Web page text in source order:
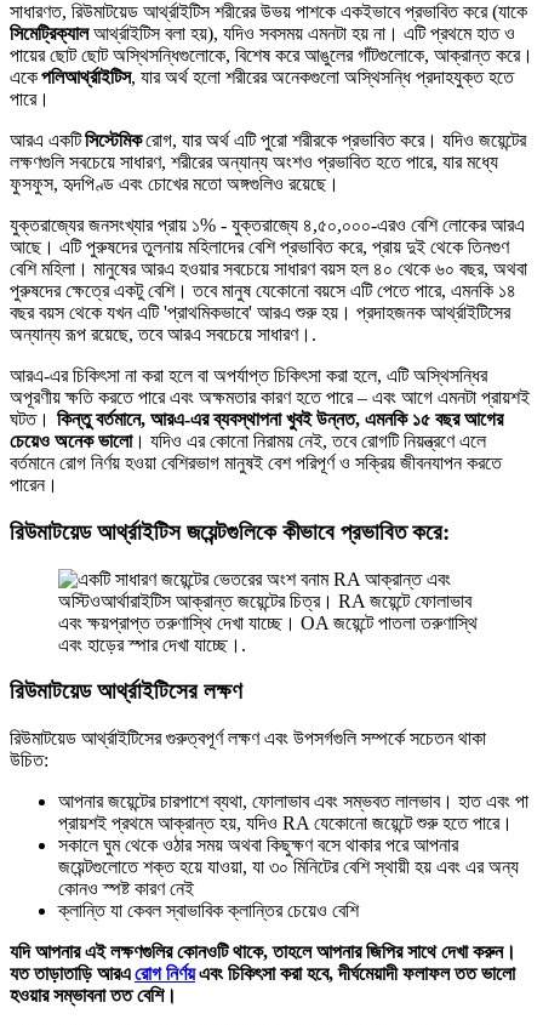
সাধারণত, রিউমাটয়েড আর্থ্রাইটিস শরীরের উভয় পাশকে একইভাবে প্রভাবিত করে (যাকে
সিমেট্রিক্যালআর্থ্রাইটিস বলা হয়), যদিও সবসময় এমনটা হয় না। এটি প্রথমে হাত ও
পায়ের ছোট ছোট অস্থিসন্ধিগুলোকে, বিশেষ করে আঙুলের গাঁটগুলোকে, আক্রান্ত করে।
একেপলিআর্থ্রাইটিস, যার অর্থ হলো শরীরের অনেকগুলো অস্থিসন্ধি প্রদাহযুক্ত হতে
পারে।
আরএ একটিসিস্টেমিকরোগ, যার অর্থ এটি পুরো শরীরকে প্রভাবিত করে। যদিও জয়েন্টের
লক্ষণগুলি সবচেয়ে সাধারণ, শরীরের অন্যান্য অংশও প্রভাবিত হতে পারে, যার মধ্যে
ফুসফুস, হৃদপিণ্ড এবং চোখের মতো অঙ্গগুলিও রয়েছে।
যুক্তরাজ্যের জনসংখ্যার প্রায় ১% - যুক্তরাজ্যে ৪,৫০,০০০-এরও বেশি লোকের আরএ
আছে। এটি পুরুষদের তুলনায় মহিলাদের বেশি প্রভাবিত করে, প্রায় দুই থেকে তিনগুণ
বেশি মহিলা। মানুষের আরএ হওয়ার সবচেয়ে সাধারণ বয়স হল ৪০ থেকে ৬০ বছর, অথবা
পুরুষদের ক্ষেত্রে একটু বেশি। তবে মানুষ যেকোনো বয়সে এটি পেতে পারে, এমনকি ১৪
বছর বয়স থেকে যখন এটি 'প্রাথমিকভাবে' আরএ শুরু হয়। প্রদাহজনক আর্থ্রাইটিসের
অন্যান্য রূপ রয়েছে, তবে আরএ সবচেয়ে সাধারণ।.
আরএ-এর চিকিৎসা না করা হলে বা অপর্যাপ্ত চিকিৎসা করা হলে, এটি অস্থিসন্ধির
অপূরণীয় ক্ষতি করতে পারে এবং অক্ষমতার কারণ হতে পারে – এবং আগে এমনটা প্রায়শই
ঘটত। কিন্তু বর্তমানে, আরএ-এর ব্যবস্থাপনা খুবই উন্নত, এমনকি ১৫ বছর আগের
চেয়েও অনেক ভালো। যদিও এর কোনো নিরাময় নেই, তবে রোগটি নিয়ন্ত্রণে এলে
বর্তমানে রোগ নির্ণয় হওয়া বেশিরভাগ মানুষই বেশ পরিপূর্ণ ও সক্রিয় জীবনযাপন করতে
পারেন।
রিউমাটয়েড আর্থ্রাইটিস জয়েন্টগুলিকে কীভাবে প্রভাবিত করে:
রিউমাটয়েড আর্থ্রাইটিসের লক্ষণ
রিউমাটয়েড আর্থ্রাইটিসের গুরুত্বপূর্ণ লক্ষণ এবং উপসর্গগুলি সম্পর্কে সচেতন থাকা
উচিত:
আপনার জয়েন্টের চারপাশে ব্যথা, ফোলাভাব এবং সম্ভবত লালভাব। হাত এবং পা
প্রায়শই প্রথমে আক্রান্ত হয়, যদিও RA যেকোনো জয়েন্টে শুরু হতে পারে।
সকালে ঘুম থেকে ওঠার সময় অথবা কিছুক্ষণ বসে থাকার পরে আপনার
জয়েন্টগুলোতে শক্ত হয়ে যাওয়া, যা ৩০ মিনিটের বেশি স্থায়ী হয় এবং এর অন্য
কোনও স্পষ্ট কারণ নেই
ক্লান্তি যা কেবল স্বাভাবিক ক্লান্তির চেয়েও বেশি
যদি আপনার এই লক্ষণগুলির কোনওটি থাকে, তাহলে আপনার জিপির সাথে দেখা করুন।
যত তাড়াতাড়ি আরএরোগ নির্ণয়এবং চিকিৎসা করা হবে, দীর্ঘমেয়াদী ফলাফল তত ভালো
হওয়ার সম্ভাবনা তত বেশি।